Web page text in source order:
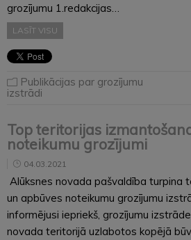
grozījumu 1.redakcijas…
LASĪT VISU
Publikācijas par grozījumu
izstrādi
Top teritorijas
noteikumu grozījumi
04.03.2021
Alūksnes novada pašvaldība turpina
un apbūves noteikumu grozījumu
informējusi iepriekš, grozījumu
novada teritorijā uzlabotos kopējā